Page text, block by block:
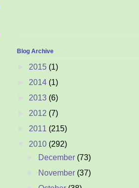
Blog Archive
2015 (1)
2014 (1)
2013 (6)
2012 (7)
2011 (215)
2010 (292)
December (73)
November (37)